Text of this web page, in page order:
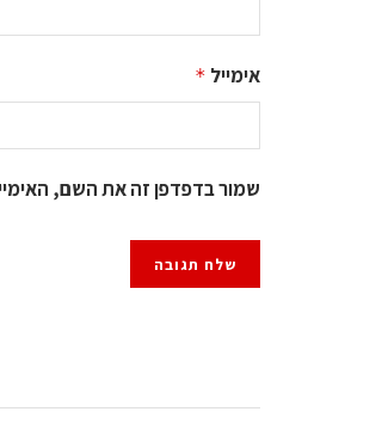
אימייל *
שמור בדפדפן זה את השם,